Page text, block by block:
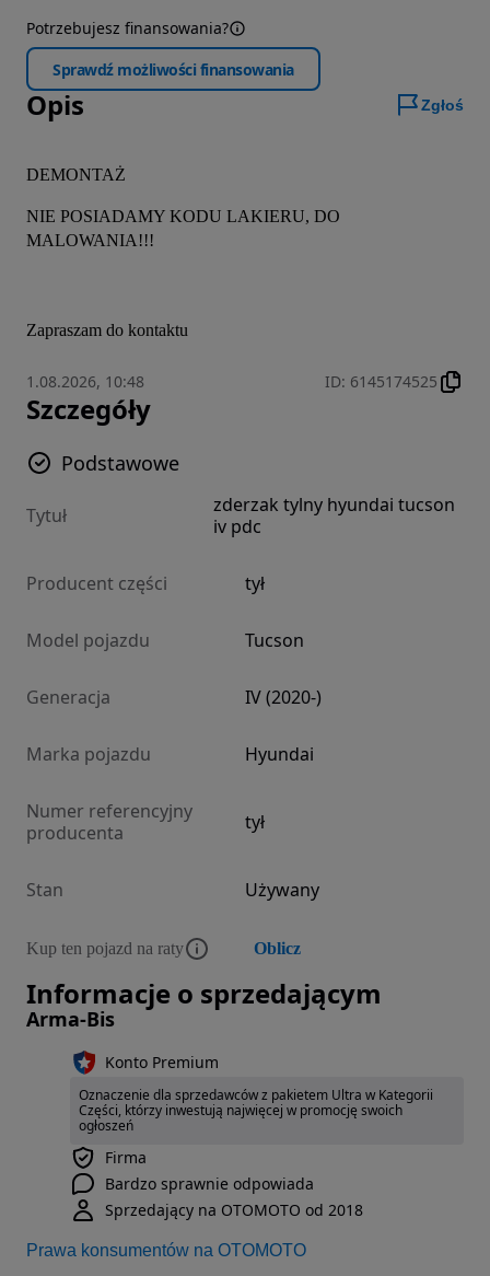
Potrzebujesz finansowania?
Sprawdź możliwości finansowania
Opis Zgłoś
DEMONTAŻ
NIE POSIADAMY KODU LAKIERU, DO
MALOWANIA!!!
Zapraszam do kontaktu
1.08.2026, 10:48 ID: 6145174525
Szczegóły
Podstawowe
Tytuł
zderzak tylny hyundai tucson
iv pdc
Producent części tył
Model pojazdu Tucson
Generacja IV (2020-)
Marka pojazdu Hyundai
Numer referencyjny
producenta
tył
Stan Używany
Kup ten pojazd na raty Oblicz
Informacje o sprzedającym
Arma-Bis
Konto Premium
Oznaczenie dla sprzedawców z pakietem Ultra w Kategorii
Części, którzy inwestują najwięcej w promocję swoich
ogłoszeń
Firma
Bardzo sprawnie odpowiada
Sprzedający na OTOMOTO od 2018
Prawa konsumentów na OTOMOTO